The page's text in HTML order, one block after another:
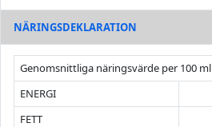
NÄRINGSDEKLARATION
Genomsnittliga näringsvärde per 100 ml
ENERGI
FETT